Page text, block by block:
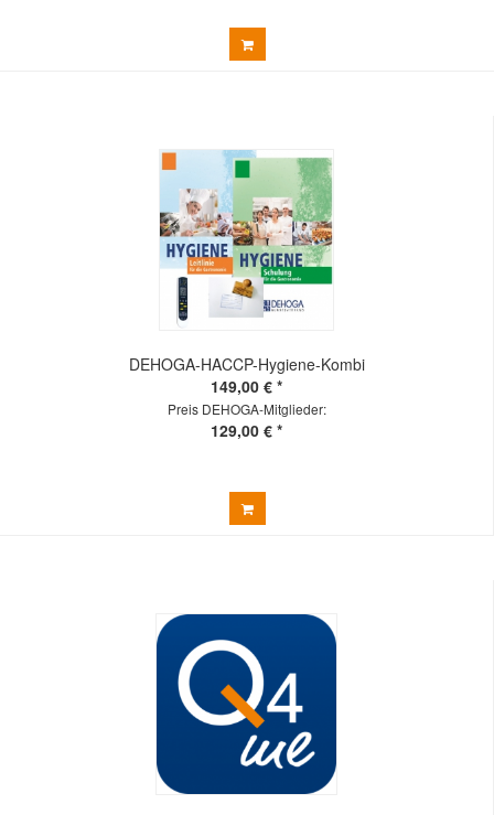
DEHOGA-HACCP-Hygiene-Kombi
149,00 € *
Preis DEHOGA-Mitglieder:
129,00 € *